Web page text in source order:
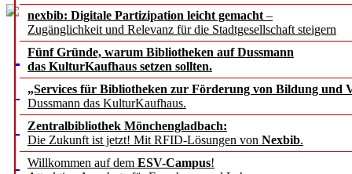
nexbib: Digitale Partizipation leicht gemacht –
Zugänglichkeit und Relevanz für die Stadtgesellschaft steigern
Fünf Gründe, warum Bibliotheken auf Dussmann
das KulturKaufhaus setzen sollten.
„Services für Bibliotheken zur Förderung von Bildung und
Dussmann das KulturKaufhaus.
Zentralbibliothek Mönchengladbach:
Die Zukunft ist jetzt! Mit RFID-Lösungen von Nexbib.
Willkommen auf dem ESV-Campus!